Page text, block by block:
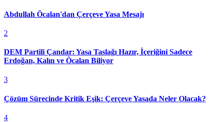
Abdullah Öcalan'dan Çerçeve Yasa Mesajı
2
DEM Partili Çandar: Yasa Taslağı Hazır, İçeriğini Sadece
Erdoğan, Kalın ve Öcalan Biliyor
3
Çözüm Sürecinde Kritik Eşik: Çerçeve Yasada Neler Olacak?
4